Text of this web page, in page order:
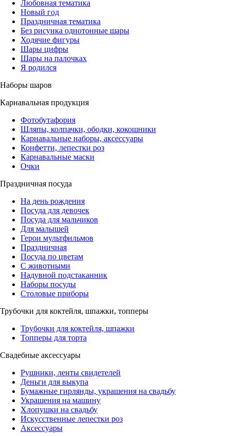
Любовная тематика
Новый год
Праздничная тематика
Без рисунка однотонные шары
Ходячие фигуры
Шары цифры
Шары на палочках
Я родился
Наборы шаров
Карнавальная продукция
Фотобутафория
Шляпы, колпачки, ободки, кокошники
Карнавальные наборы, аксессуары
Конфетти, лепестки роз
Карнавальные маски
Очки
Праздничная посуда
На день рождения
Посуда для девочек
Посуда для мальчиков
Для малышей
Герои мультфильмов
Праздничная
Посуда по цветам
С животными
Надувной подстаканник
Наборы посуды
Столовые приборы
Трубочки для коктейля, шпажки, топперы
Трубочки для коктейля, шпажки
Топперы для торта
Свадебные аксессуары
Рушники, ленты свидетелей
Деньги для выкупа
Бумажные гирлянды, украшения на свадьбу
Украшения на машину
Хлопушки на свадьбу
Искусственные лепестки роз
Аксессуары